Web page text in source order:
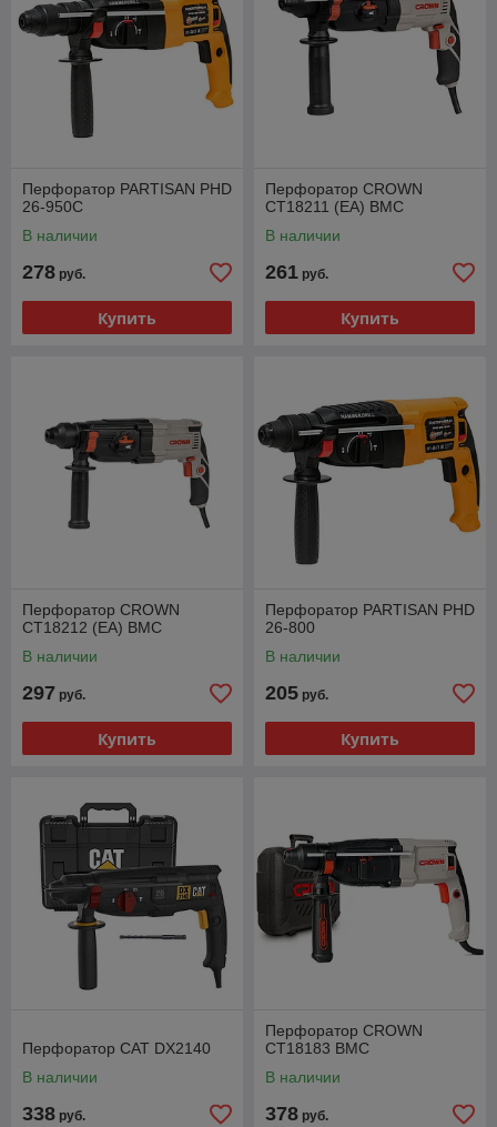
Перфоратор PARTISAN PHD
26-950C
В наличии
278 руб.
Купить
Перфоратор CROWN
CT18211 (EA) BMC
В наличии
261 руб.
Купить
Перфоратор CROWN
CT18212 (EA) BMC
В наличии
297 руб.
Купить
Перфоратор PARTISAN PHD
26-800
В наличии
205 руб.
Купить
Перфоратор CAT DX2140
В наличии
338 руб.
Перфоратор CROWN
CT18183 BMC
В наличии
378 руб.